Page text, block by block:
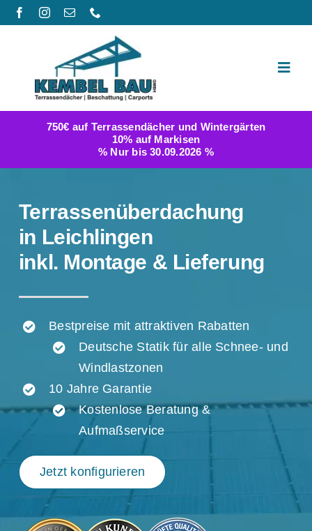
Zum
Produktwelt
FAQ
Konfigurator
750€ auf Terrassendächer und Wintergärten
10% auf Markisen
% Nur bis 30.09.2026 %
Terrassenüberdachung
in Leichlingen
inkl. Montage & Lieferung
Bestpreise mit attraktiven Rabatten
Deutsche Statik für alle Schnee- und
Windlastzonen
10 Jahre Garantie
Kostenlose Beratung &
Aufmaßservice
Jetzt konfigurieren